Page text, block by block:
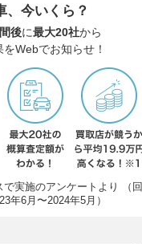
、今いくら？
後に最大20社から
Webでお知らせ！
実施のアンケートより （回
年6月〜2024年5月）